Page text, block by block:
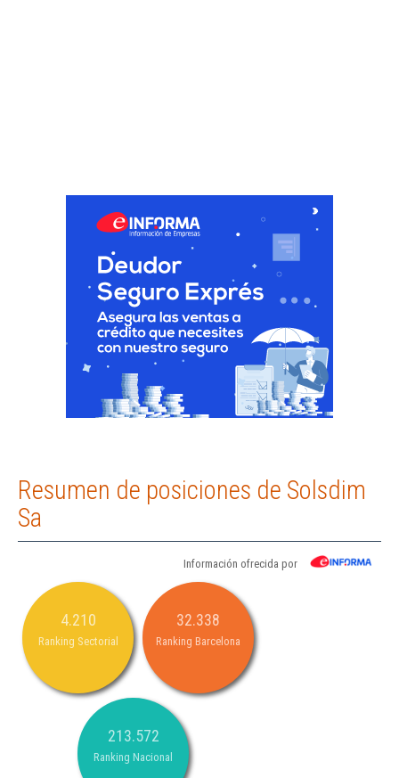
Resumen de posiciones de Solsdim
Sa
Información ofrecida por
4.210
Ranking Sectorial
32.338
Ranking Barcelona
213.572
Ranking Nacional